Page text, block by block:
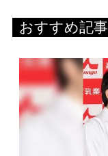
おすすめ記事